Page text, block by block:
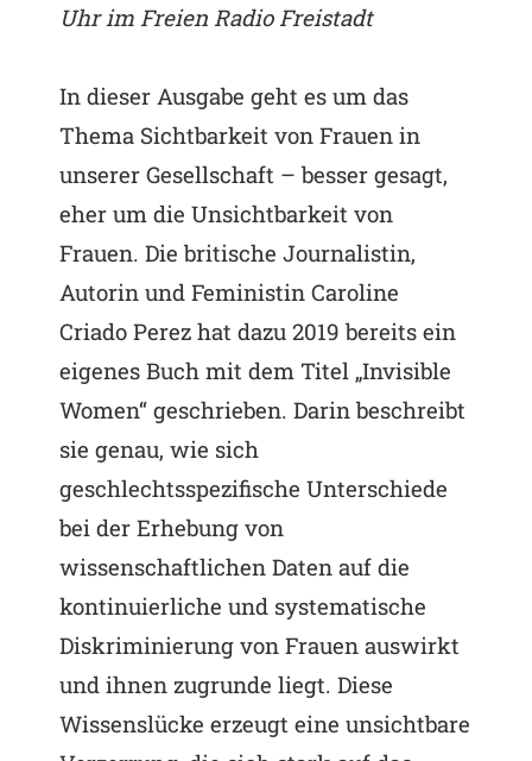
Uhr im Freien Radio Freistadt
In dieser Ausgabe geht es um das
Thema Sichtbarkeit von Frauen in
unserer Gesellschaft – besser gesagt,
eher um die Unsichtbarkeit von
Frauen. Die britische Journalistin,
Autorin und Feministin Caroline
Criado Perez hat dazu 2019 bereits ein
eigenes Buch mit dem Titel „Invisible
Women“ geschrieben. Darin beschreibt
sie genau, wie sich
geschlechtsspezifische Unterschiede
bei der Erhebung von
wissenschaftlichen Daten auf die
kontinuierliche und systematische
Diskriminierung von Frauen auswirkt
und ihnen zugrunde liegt. Diese
Wissenslücke erzeugt eine unsichtbare